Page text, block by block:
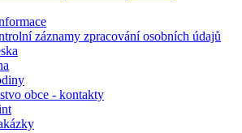
záznamy zpracování osobních údajů
obce - kontakty